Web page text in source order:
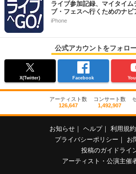
ライブ参加記録、マイタイム
ブ・フェスへ行くためのナビ
iPhone
公式アカウントをフォロ
X(Twitter) Facebook
アーティスト数
126,647
コンサート数
1,492,907
お知らせ ヘルプ 利用規約
プライバシーポリシー
お
投稿のガイドライ
アーティスト・公演主催